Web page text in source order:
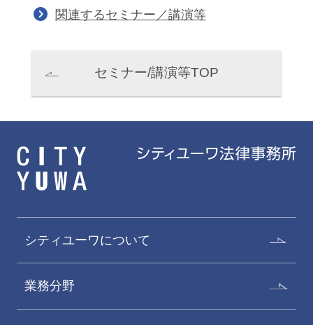
関連するセミナー／講演等
セミナー/講演等TOP
シティユーワについて
業務分野